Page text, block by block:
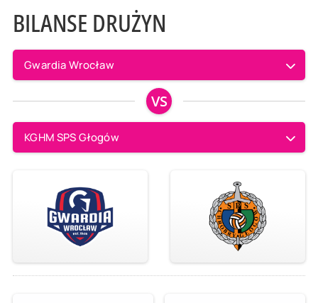
BILANSE DRUŻYN
Gwardia Wrocław
VS
KGHM SPS Głogów